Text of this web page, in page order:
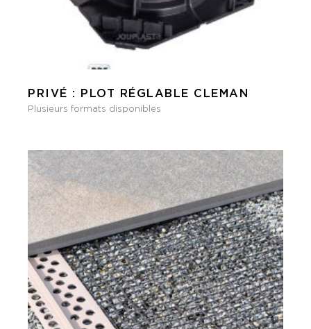
PRIVÉ : PLOT RÉGLABLE CLEMAN
Plusieurs formats disponibles